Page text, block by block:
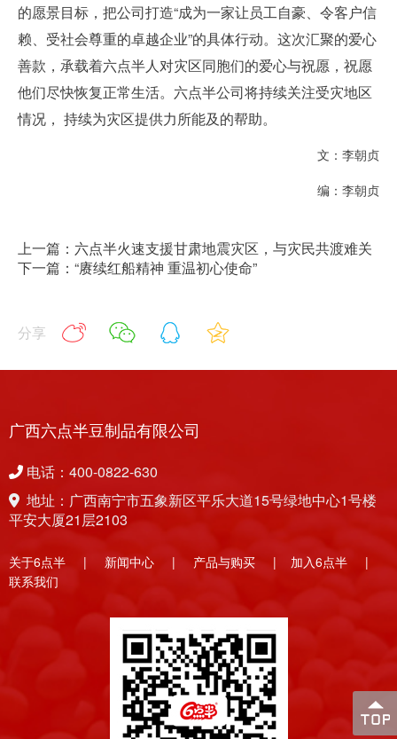
的愿景目标，把公司打造“成为一家让员工自豪、令客户信
赖、受社会尊重的卓越企业”的具体行动。这次汇聚的爱心
善款，承载着六点半人对灾区同胞们的爱心与祝愿，祝愿
他们尽快恢复正常生活。六点半公司将持续关注受灾地区
情况， 持续为灾区提供力所能及的帮助。
文：李朝贞
编：李朝贞
上一篇：六点半火速支援甘肃地震灾区，与灾民共渡难关
下一篇：“赓续红船精神 重温初心使命”
分享
广西六点半豆制品有限公司
电话：400-0822-630
地址：广西南宁市五象新区平乐大道15号绿地中心1号楼
平安大厦21层2103
关于6点半 | 新闻中心 | 产品与购买 | 加入6点半 |
联系我们